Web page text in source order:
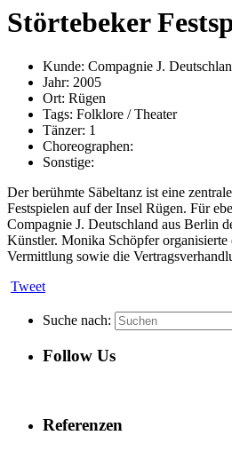
Störtebeker
Kunde: Compagnie J.
Jahr: 2005
Ort: Rügen
Tags: Folklore / Theater
Tänzer: 1
Choreographen:
Sonstige:
Der berühmte Säbeltanz ist eine
Festspielen auf der Insel Rügen. Für
Compagnie J. Deutschland aus Berlin
Künstler. Monika Schöpfer
Vermittlung sowie die
Tweet
Suche nach:
Follow Us
Referenzen